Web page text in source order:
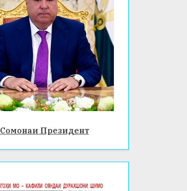
Сомонаи Президент